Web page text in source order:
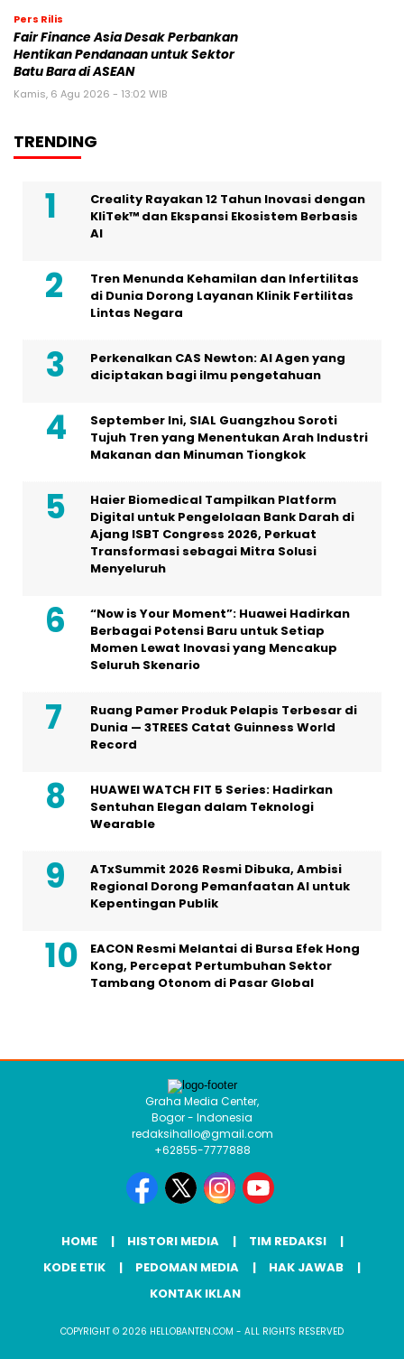
Pers Rilis
Fair Finance Asia Desak Perbankan
Hentikan Pendanaan untuk Sektor
Batu Bara di ASEAN
Kamis, 6 Agu 2026 - 13:02 WIB
TRENDING
Creality Rayakan 12 Tahun Inovasi dengan
KliTek™ dan Ekspansi Ekosistem Berbasis
AI
Tren Menunda Kehamilan dan Infertilitas
di Dunia Dorong Layanan Klinik Fertilitas
Lintas Negara
Perkenalkan CAS Newton: AI Agen yang
diciptakan bagi ilmu pengetahuan
September Ini, SIAL Guangzhou Soroti
Tujuh Tren yang Menentukan Arah Industri
Makanan dan Minuman Tiongkok
Haier Biomedical Tampilkan Platform
Digital untuk Pengelolaan Bank Darah di
Ajang ISBT Congress 2026, Perkuat
Transformasi sebagai Mitra Solusi
Menyeluruh
“Now is Your Moment”: Huawei Hadirkan
Berbagai Potensi Baru untuk Setiap
Momen Lewat Inovasi yang Mencakup
Seluruh Skenario
Ruang Pamer Produk Pelapis Terbesar di
Dunia — 3TREES Catat Guinness World
Record
HUAWEI WATCH FIT 5 Series: Hadirkan
Sentuhan Elegan dalam Teknologi
Wearable
ATxSummit 2026 Resmi Dibuka, Ambisi
Regional Dorong Pemanfaatan AI untuk
Kepentingan Publik
EACON Resmi Melantai di Bursa Efek Hong
Kong, Percepat Pertumbuhan Sektor
Tambang Otonom di Pasar Global
Graha Media Center,
Bogor - Indonesia
redaksihallo@gmail.com
+62855-7777888
HOME HISTORI MEDIA
TIM REDAKSI
KODE ETIK
PEDOMAN MEDIA
HAK JAWAB
KONTAK IKLAN
COPYRIGHT © 2026 HELLOBANTEN.COM - ALL RIGHTS RESERVED